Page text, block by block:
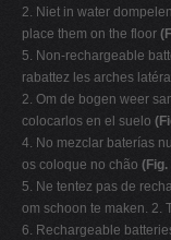
2. Niet in water
place them on the floor
5. Non-rechargeable
rabattez les arches
2. Om de bogen weer
colocarlos en el suelo
4. No mezclar baterías
os coloque no chão (Fig.
5. Ne tentez pas de
om schoon te maken. 2.
6. Rechargeable